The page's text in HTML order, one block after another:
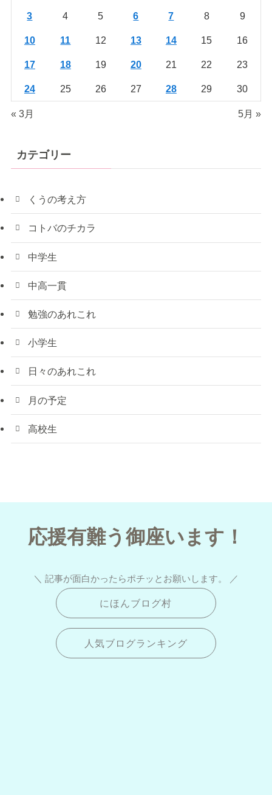
3 4 5 6 7 8 9
10 11 12 13 14 15 16
17 18 19 20 21 22 23
24 25 26 27 28 29 30
« 3月 5月 »
カテゴリー
くうの考え方
コトバのチカラ
中学生
中高一貫
勉強のあれこれ
小学生
日々のあれこれ
月の予定
高校生
応援有難う御座います！
＼ 記事が面白かったらポチッとお願いします。 ／
にほんブログ村
人気ブログランキング